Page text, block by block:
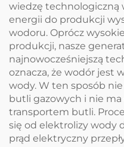
wiedzę technologiczną
energii do produkcji
wodoru. Oprócz
produkcji, nasze
najnowocześniejszą
oznacza, że wodór jest
wody. W ten sposób
butli gazowych i nie ma
transportem butli.
się od elektrolizy wody
prąd elektryczny